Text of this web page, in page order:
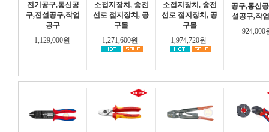
전기공구,통신공
구,전설공구,작업
공구
1,129,000원
소접지장치, 송전
선로 접지장치, 공
구몰
1,271,600원
소접지장치, 송전
선로 접지장치, 공
구몰
1,974,720원
공구,통신
설공구,작
924,000